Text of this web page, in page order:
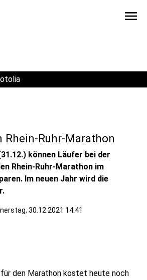
menu
Rhein-Ruhr-Marathon
können Läufer bei der
Rhein-Ruhr-Marathon im
Im neuen Jahr wird die
30.12.2021 14:41
den Marathon kostet heute noch